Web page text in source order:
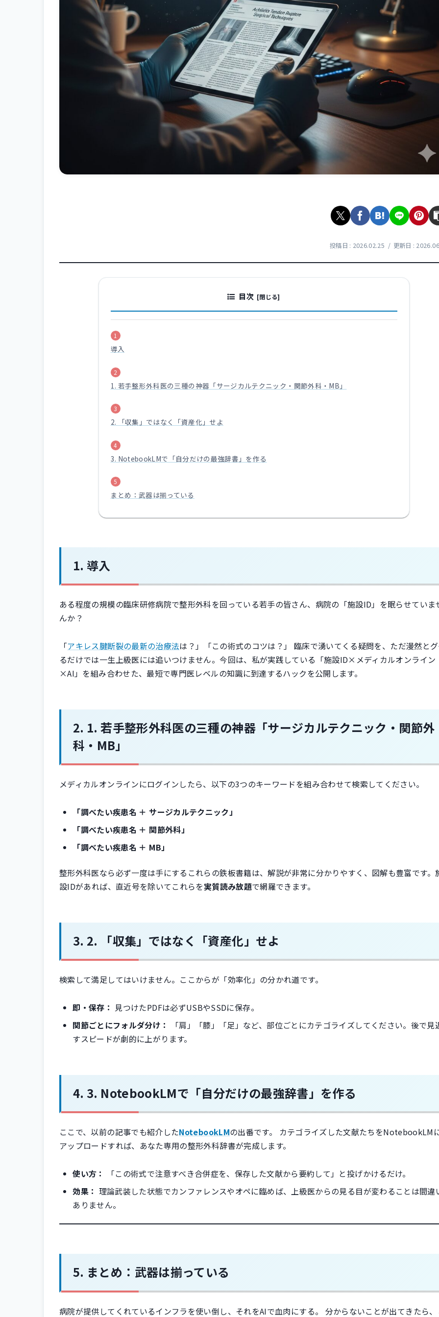
2026.02.25
目次
導入
1. 若手整形外科医の三種の神器「サージカルテクニック・関節外科・MB」
2. 「収集」ではなく「資産化」せよ
3. NotebookLMで「自分だけの最強辞書」を作る
まとめ：武器は揃っている
導入
ある程度の規模の臨床研修病院で整形外科を回っている若手の皆さん、病院の「施設ID」を眠らせていま
んか？
「アキレス腱断裂の最新の治療法は？」「この術式のコツは？」 臨床で湧いてくる疑問を、ただ漫然と
るだけでは一生上級医には追いつけません。今回は、私が実践している「施設ID×メディカルオンライン
×AI」を組み合わせた、最短で専門医レベルの知識に到達するハックを公開します。
1. 若手整形外科医の三種の神器「サージカルテクニック・関節外
科・MB」
メディカルオンラインにログインしたら、以下の3つのキーワードを組み合わせて検索してください。
「調べたい疾患名 ＋ サージカルテクニック」
「調べたい疾患名 ＋ 関節外科」
「調べたい疾患名 ＋ MB」
整形外科医なら必ず一度は手にするこれらの鉄板書籍は、解説が非常に分かりやすく、図解も豊富です。
設IDがあれば、直近号を除いてこれらを実質読み放題で網羅できます。
2. 「収集」ではなく「資産化」せよ
検索して満足してはいけません。ここからが「効率化」の分かれ道です。
即・保存： 見つけたPDFは必ずUSBやSSDに保存。
関節ごとにフォルダ分け：
「肩」「膝」「足」など、部位ごとにカテゴライズしてください。後で見
すスピードが劇的に上がります。
3. NotebookLMで「自分だけの最強辞書」を作る
ここで、以前の記事でも紹介したNotebookLMの出番です。 カテゴライズした文献たちをNotebookLM
アップロードすれば、あなた専用の整形外科辞書が完成します。
使い方：
「この術式で注意すべき合併症を、保存した文献から要約して」と投げかけるだけ。
効果： 理論武装した状態でカンファレンスやオペに臨めば、上級医からの見る目が変わることは間違
ありません。
まとめ：武器は揃っている
病院が提供してくれているインフラを使い倒し、それをAIで血肉にする。 分からないことが出てきたら